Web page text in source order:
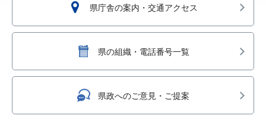
県庁舎の案内・交通アクセス
県の組織・電話番号一覧
県政へのご意見・ご提案